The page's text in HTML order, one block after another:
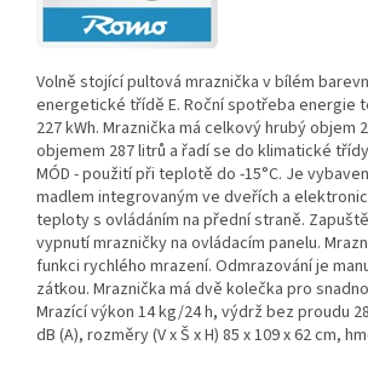
Volně stojící pultová mraznička v bílém
energetické třídě E. Roční spotřeba energie
227 kWh. Mraznička má celkový hrubý objem
objemem 287 litrů a řadí se do klimatické třídy
MÓD - použití při teplotě do -15°C. Je
madlem integrovaným ve dveřích a
teploty s ovládáním na přední straně.
vypnutí mrazničky na ovládacím panelu.
funkci rychlého mrazení. Odmrazování je
zátkou. Mraznička má dvě kolečka pro
Mrazící výkon 14 kg/24 h, výdrž bez proudu
dB (A), rozměry (V x Š x H) 85 x 109 x 62 cm,